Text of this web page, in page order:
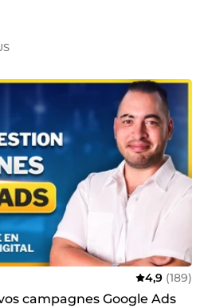
4,9 (189)
campagnes Google Ads